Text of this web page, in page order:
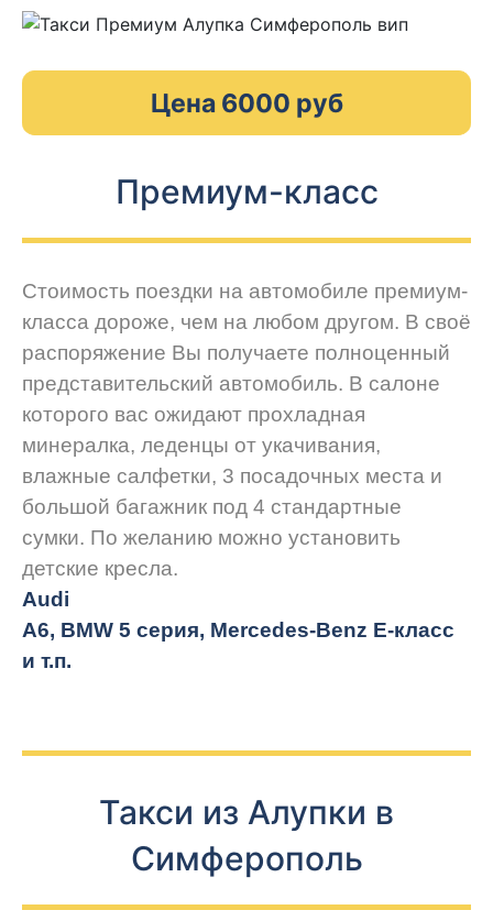
Цена 6000 руб
Премиум-класс
Стоимость поездки на автомобиле премиум-
класса дороже, чем на любом другом. В своё
распоряжение Вы получаете полноценный
представительский автомобиль. В салоне
которого вас ожидают прохладная
минералка, леденцы от укачивания,
влажные салфетки, 3 посадочных места и
большой багажник под 4 стандартные
сумки. По желанию можно установить
детские кресла.
Audi
A6, BMW 5 серия, Mercedes-Benz E-класс
и т.п.
Такси из Алупки в
Симферополь